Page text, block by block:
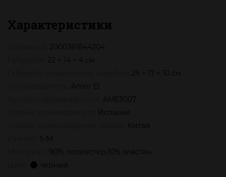
Характеристики
2000361844204
22 × 14 × 4 см
25 × 17 × 10 см
Amor El
AME3007
Испания
Китай
S-M
90% полиэстер,10% эластан
черный